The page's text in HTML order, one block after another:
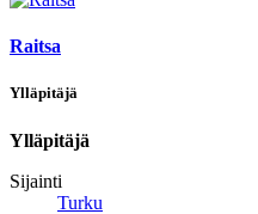
Raitsa
Ylläpitäjä
Ylläpitäjä
Sijainti
Turku